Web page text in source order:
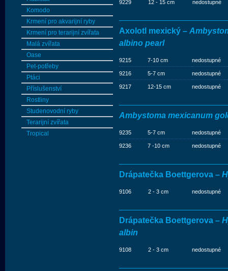
Komodo
Krmení pro akvarijní ryby
Krmení pro terarijní zvířata
Malá zvířata
Oase
Pet-potřeby
Ptáci
Příslušenství
Rostliny
Studenovodní ryby
Terarijní zvířata
Tropical
9229 12 - 15 cm nedostupné
Axolotl mexický –
albino pearl
9215 7-10 cm nedostupné
9216 5-7 cm nedostupné
9217 12-15 cm nedostupné
Ambystoma mexicanum
9235 5-7 cm nedostupné
9236 7 -10 cm nedostupné
Drápatečka Boettgerova –
9106 2 - 3 cm nedostupné
Drápatečka Boettgerova –
albin
9108 2 - 3 cm nedostupné